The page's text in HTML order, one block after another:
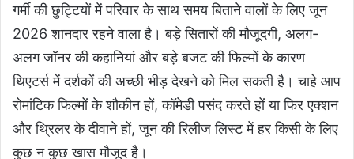
गर्मी की छुट्टियों में परिवार के साथ समय बिताने वालों के लिए जून
2026 शानदार रहने वाला है। बड़े सितारों की मौजूदगी, अलग-
अलग जॉनर की कहानियां और बड़े बजट की फिल्मों के कारण
थिएटर्स में दर्शकों की अच्छी भीड़ देखने को मिल सकती है। चाहे आप
रोमांटिक फिल्मों के शौकीन हों, कॉमेडी पसंद करते हों या फिर एक्शन
और थ्रिलर के दीवाने हों, जून की रिलीज लिस्ट में हर किसी के लिए
कुछ न कुछ खास मौजूद है।